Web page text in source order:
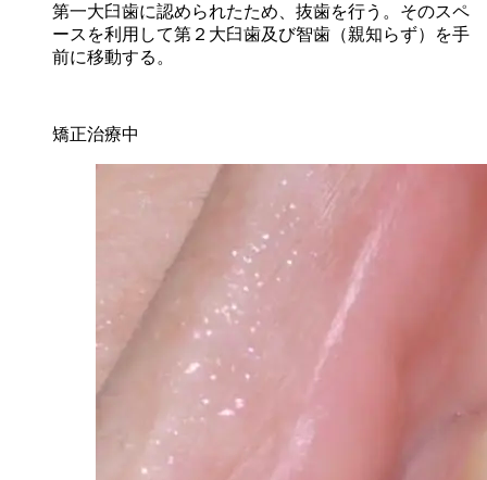
第一大臼歯に認められたため、抜歯を行う。そのスペ
ースを利用して第２大臼歯及び智歯（親知らず）を手
前に移動する。
矯正治療中